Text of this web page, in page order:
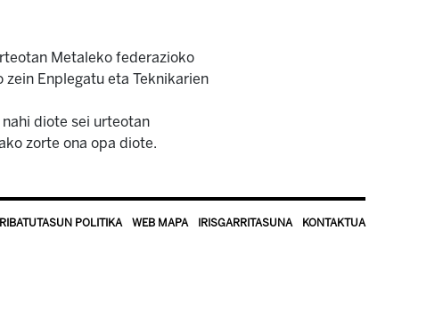
Metaleko federazioko
Enplegatu eta Teknikarien
diote sei urteotan
zorte ona opa diote.
POLITIKA WEB MAPA IRISGARRITASUNA KONTAKTUA